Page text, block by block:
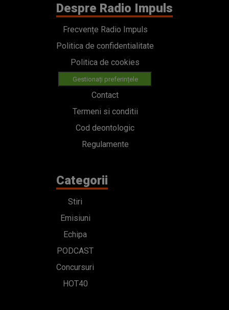
Despre Radio Impuls
Frecvențe Radio Impuls
Politica de confidentialitate
Politica de cookies
Gestionați preferințele
Contact
Termeni si conditii
Cod deontologic
Regulamente
Categorii
Stiri
Emisiuni
Echipa
PODCAST
Concursuri
HOT40